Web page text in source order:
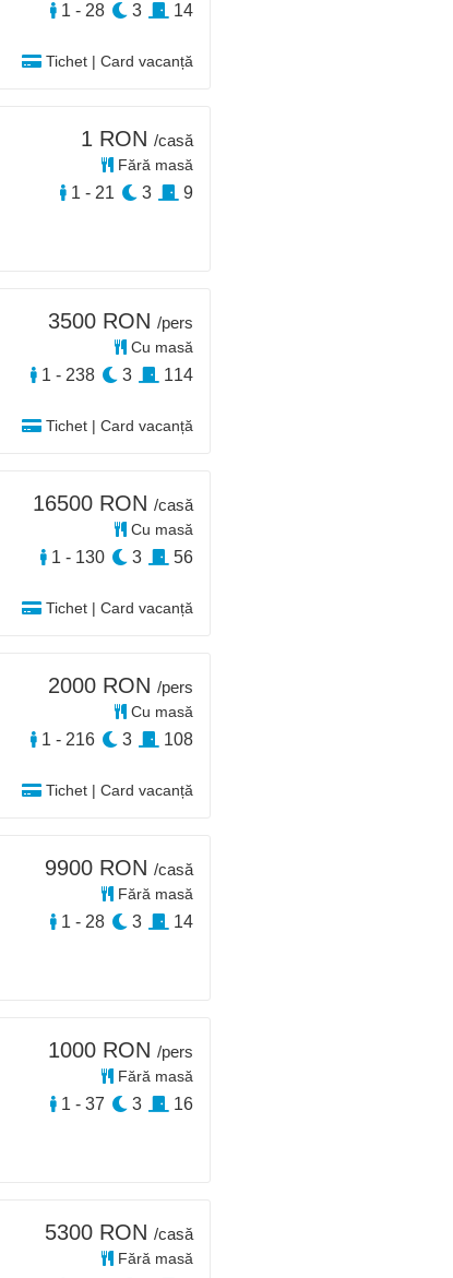
Tichet | Card vacanță
1 - 28 3 14
1 RON /casă
Fără masă
1 - 21 3 9
Tichet | Card vacanță
3500 RON /pers
Cu masă
1 - 238 3 114
Tichet | Card vacanță
16500 RON /casă
Cu masă
1 - 130 3 56
Tichet | Card vacanță
2000 RON /pers
Cu masă
1 - 216 3 108
9900 RON /casă
Fără masă
1 - 28 3 14
1000 RON /pers
Fără masă
1 - 37 3 16
5300 RON /casă
Fără masă